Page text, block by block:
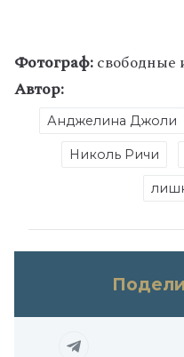
Фотограф:свободные
Автор:
Анджелина Джоли
Николь Ричи